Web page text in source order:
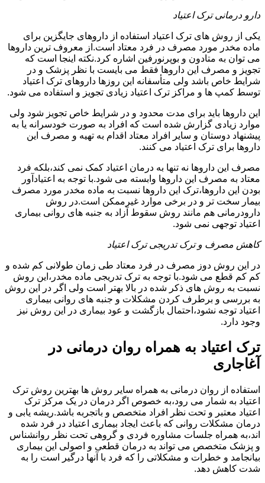
دارو درمانی ترک اعتیاد
یکی از روش های ترک اعتیاد استفاده از داروهای جایگزین برای
ماده مخدر مورد مصرف در فرد معتاد است.از معروف ترین داروها
می توان به متادون و بوپرنورفین اشاره کرد.نکته اینجا است که
تجویز و مصرف این داروها فقط می بایست با نظر پزشک و در
شرایط خاص باشد ولی متأسفانه این روزها داروهای ترک اعتیاد
توسط کمپ ها و مراکز ترک اعتیاد زیادی تجویز و استفاده می شود.
این داروها باید برای مدت محدود و در شرایط خاص تجویز شود ولی
موارد زیادی گزارش شده است که افراد به صورت خودسرانه یا به
پیشنهاد دوستان و سایر افراد معتاد اقدام به تهیه و مصرف این
داروها برای ترک اعتیاد می کنند.
مصرف این داروها نه تنها به درمان اعتیاد کمک نمی کند،بلکه فرد
معتاد به مصرف این داروها وابسته می شود.با توجه به اعتیادآور
بودن این داروها،ترک این داروها نسبت به ماده مخدر مورد مصرف
بیمار سخت تر و در برخی موارد غیرممکن است.در روش
دارودرمانی هم مانند روش سقوط آزاد به جنبه های روانی بیماری
اعتیاد توجهی نمی شود.
کاهش مصرف و ترک تدریجی ترک اعتیاد
در این روش دوز مصرف در فرد معتاد طی زمان طولانی کم شده و
کم کم قطع می شود.با توجه به ترک تدریجی ماده مخدر،این روش
نسبت به روش های ذکر شده در بالا بهتر است ولی اگر در این روش
به بررسی و برطرف کردن مشکلات و جنبه های روانی بیماری
اعتیاد توجه نشود،احتمال بازگشت و عود بیماری در این روش نیز
وجود دارد.
ترک اعتیاد به همراه روان درمانی در
آغاجاری
استفاده از روان درمانی به همراه سایر روش ها بهترین روش ترک
اعتیاد به شمار می رود،به خصوص اگر درمان در یک مرکز ترک
اعتیاد معتبر و تحت نظر افراد متخصص و باتجربه باشد.ریشه یابی و
درمان مشکلات روانی که باعث ایجاد بیماری اعتیاد در فرد شده
اند،به همراه جلسات مشاوره فردی و گروهی تحت نظر روانشناس
و پزشک متخصص می تواند به درمان قطعی و اصولی این بیماری
بیانجامد و خطرات و مشکلاتی را که فرد با آنها درگیر است را به
شدت کاهش دهد.